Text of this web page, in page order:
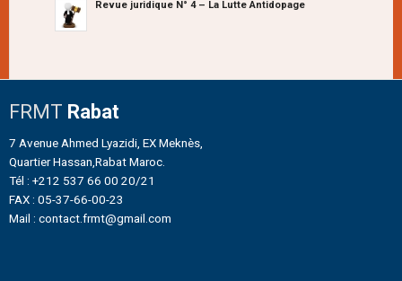
Revue juridique N° 4 – La Lutte Antidopage
FRMT Rabat
7 Avenue Ahmed Lyazidi, EX Meknès,
Quartier Hassan,Rabat Maroc.
Tél : +212 537 66 00 20/21
FAX : 05-37-66-00-23
Mail : contact.frmt@gmail.com